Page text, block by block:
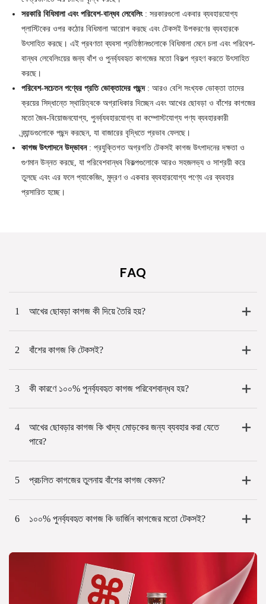
সরকারি বিধিমালা এবং পরিবেশ-বান্ধব লেবেলিং: সরকারগুলো একবার ব্যবহারযোগ্য
প্লাস্টিকের ওপর কঠোর বিধিমালা আরোপ করছে এবং টেকসই উপকরণের ব্যবহারকে
উৎসাহিত করছে। এই প্রবণতা ব্যবসা প্রতিষ্ঠানগুলোকে বিধিমালা মেনে চলা এবং পরিবেশ-
বান্ধব লেবেলিংয়ের জন্য বাঁশ ও পুনর্ব্যবহৃত কাগজের মতো বিকল্প গ্রহণ করতে উৎসাহিত
করছে।
পরিবেশ-সচেতন পণ্যের প্রতি ভোক্তাদের পছন্দ: আরও বেশি সংখ্যক ভোক্তা তাদের
ক্রয়ের সিদ্ধান্তে স্থায়িত্বকে অগ্রাধিকার দিচ্ছেন এবং আখের ছোবড়া ও বাঁশের কাগজের
মতো জৈব-বিয়োজনযোগ্য, পুনর্ব্যবহারযোগ্য বা কম্পোস্টযোগ্য পণ্য ব্যবহারকারী
ব্র্যান্ডগুলোকে পছন্দ করছেন, যা বাজারের বৃদ্ধিতে প্রভাব ফেলছে।
কাগজ উৎপাদনে উদ্ভাবন: প্রযুক্তিগত অগ্রগতি টেকসই কাগজ উৎপাদনের দক্ষতা ও
গুণমান উন্নত করছে, যা পরিবেশবান্ধব বিকল্পগুলোকে আরও সহজলভ্য ও সাশ্রয়ী করে
তুলছে এবং এর ফলে প্যাকেজিং, মুদ্রণ ও একবার ব্যবহারযোগ্য পণ্যে এর ব্যবহার
প্রসারিত হচ্ছে।
FAQ
1 আখের ছোবড়া কাগজ কী দিয়ে তৈরি হয়?
2 বাঁশের কাগজ কি টেকসই?
3 কী কারণে ১০০% পুনর্ব্যবহৃত কাগজ পরিবেশবান্ধব হয়?
4
আখের ছোবড়ার কাগজ কি খাদ্য মোড়কের জন্য ব্যবহার করা যেতে
পারে?
5 প্রচলিত কাগজের তুলনায় বাঁশের কাগজ কেমন?
6 ১০০% পুনর্ব্যবহৃত কাগজ কি ভার্জিন কাগজের মতো টেকসই?